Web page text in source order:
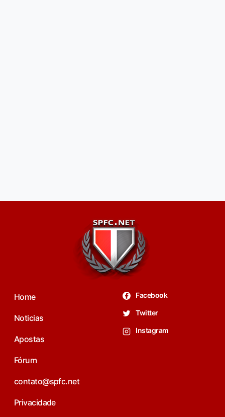
Home
Noticias
Apostas
Fórum
contato@spfc.net
Privacidade
Facebook
Twitter
Instagram